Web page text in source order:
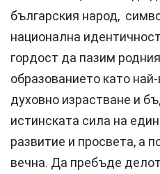
българския народ,
национална
гордост да пазим
образованието като
духовно израстване и
истинската сила на
развитие и просвета, а
вечна. Да пребъде